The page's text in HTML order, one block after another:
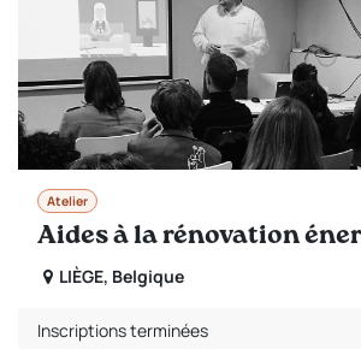
Atelier
Aides à la rénovation
LIÈGE, Belgique
Inscriptions terminées